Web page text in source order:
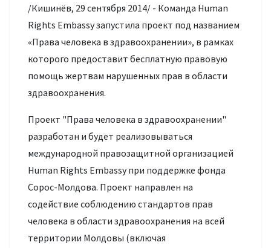
/Кишинёв, 29 сентября 2014/ - Команда Human
Rights Embassy запустила проект под названием
«Права человека в здравоохранении», в рамках
которого предоставит бесплатную правовую
помощь жертвам нарушенных прав в области
здравоохранения.
Проект "Права человека в здравоохранении"
разработан и будет реализовываться
международной правозащитной организацией
Human Rights Embassy при поддержке фонда
Сорос-Молдова. Проект направлен на
содействие соблюдению стандартов прав
человека в области здравоохранения на всей
территории Молдовы (включая